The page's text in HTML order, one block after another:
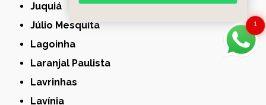
Juquiá
Júlio Mesquita
Lagoinha
Laranjal Paulista
Lavrinhas
Lavínia
1